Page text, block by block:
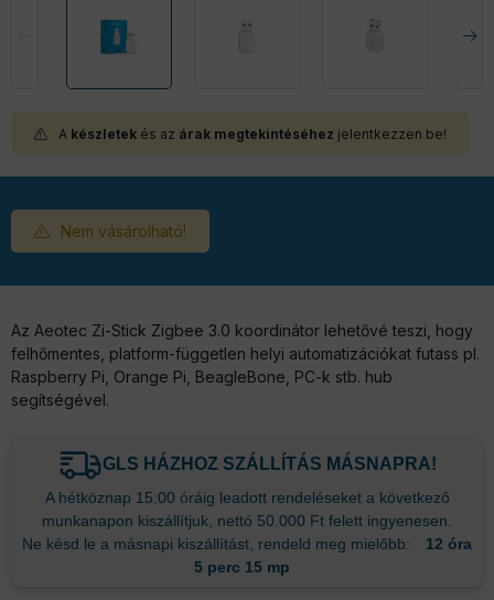
A készletek és az árak megtekintéséhez jelentkezzen be!
Nem vásárolható!
Az Aeotec Zi-Stick Zigbee 3.0 koordinátor lehetővé teszi, hogy
felhőmentes, platform-független helyi automatizációkat futass pl.
Raspberry Pi, Orange Pi, BeagleBone, PC-k stb. hub
segítségével.
GLS HÁZHOZ SZÁLLÍTÁS MÁSNAPRA!
A hétköznap 15:00 óráig leadott rendeléseket a következő
munkanapon kiszállítjuk, nettó 50.000 Ft felett ingyenesen.
Ne késd le a másnapi kiszállítást, rendeld meg mielőbb:
12 óra
5 perc 14 mp